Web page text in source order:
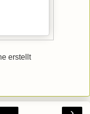
erstellt